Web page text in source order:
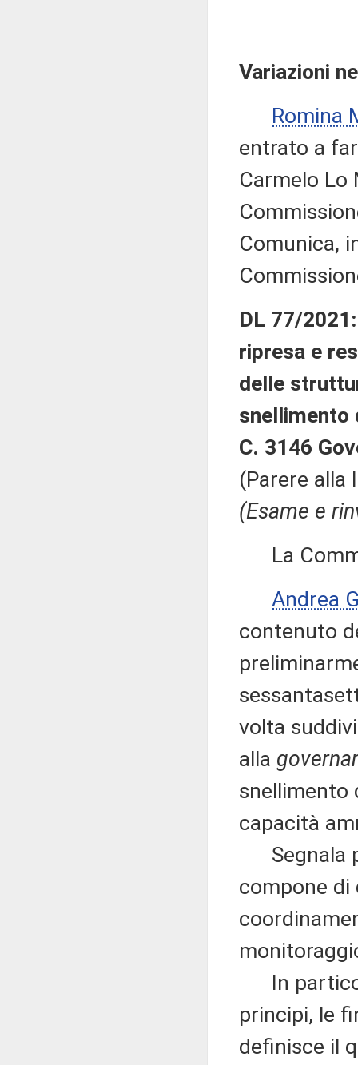
Variazioni
Romina
entrato a
Carmelo Lo
Comunica,
DL 77/
ripresa e
delle
snellimento
C. 3146
(Parere alla
(Esame e
La
Andrea
contenuto
volta
alla
snellimento
capacità
Segnala
compone di
In
principi, le
definisce il